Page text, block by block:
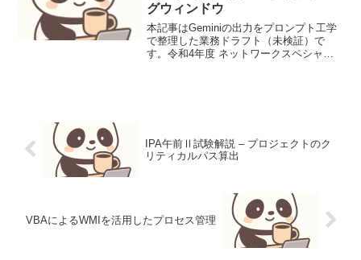
グウィンドウ
本記事はGeminiの出力をプロンプト工学
で整理した業務ドラフト（未検証）で
す。令和4年度 ネットワークスペシャリ
IPA午前Ⅱ試験解説 – プロジェクトのク
リティカルパス算出
VBAによるWMIを活用したプロセス管理